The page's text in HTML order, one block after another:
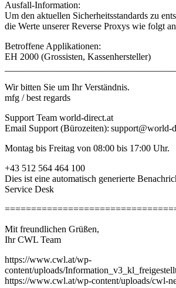
Ausfall-Information:
Um den aktuellen Sicherheitsstandards zu
die Werte unserer Reverse Proxys wie folgt
Betroffene Applikationen:
EH 2000 (Grossisten, Kassenhersteller)
Wir bitten Sie um Ihr Verständnis.
mfg / best regards
Support Team world-direct.at
Email Support (Bürozeiten): support@world-
Montag bis Freitag von 08:00 bis 17:00 Uhr.
+43 512 564 464 100
Dies ist eine automatisch generierte
Service Desk
Mit freundlichen Grüßen,
Ihr CWL Team
https://www.cwl.at/wp-
content/uploads/
https://www.cwl.at/wp-content/uploads/cwl-